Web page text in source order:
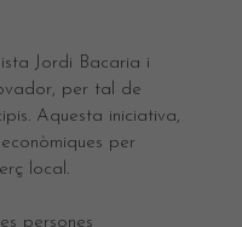
Jordi Bacaria i
per tal de
Aquesta iniciativa,
per
local.
persones